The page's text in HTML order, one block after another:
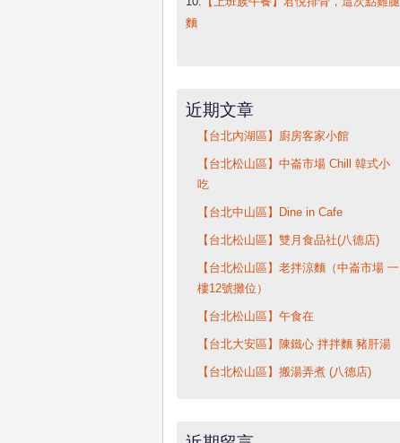
麵
近期文章
【台北內湖區】廚房客家小館
【台北松山區】中崙市場 Chill 韓式小
吃
【台北中山區】Dine in Cafe
【台北松山區】雙月食品社(八德店)
【台北松山區】老拌涼麵（中崙市場 一
樓12號攤位）
【台北松山區】午食在
【台北大安區】陳鐵心 拌拌麵 豬肝湯
【台北松山區】搬湯弄煮 (八德店)